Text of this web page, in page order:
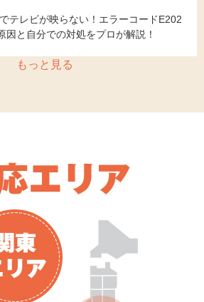
テレビが映らない！エラーコードE202
因と自分での対処をプロが解説！
もっと見る